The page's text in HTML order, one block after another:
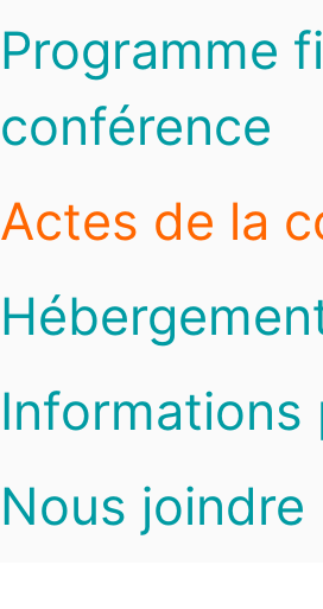
Programme
conférence
Actes de la
Informations
Nous joindre